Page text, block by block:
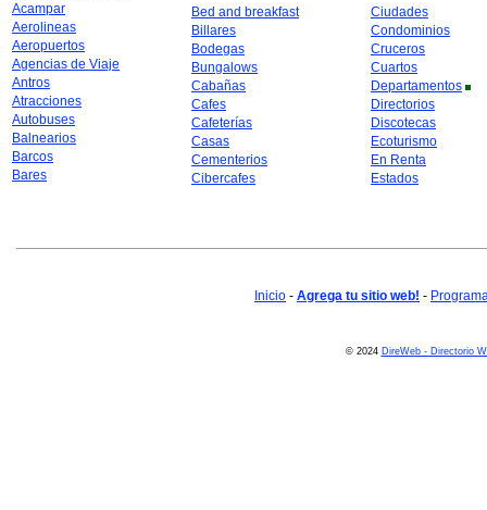
Acampar
Aerolineas
Aeropuertos
Agencias de Viaje
Antros
Atracciones
Autobuses
Balnearios
Barcos
Bares
Bed and breakfast
Billares
Bodegas
Bungalows
Cabañas
Cafes
Cafeterías
Casas
Cementerios
Cibercafes
Ciudades
Condominios
Cruceros
Cuartos
Departamentos
Directorios
Discotecas
Ecoturismo
En Renta
Estados
Inicio - Agrega tu sitio web! -
© 2024 DireWeb - Directorio